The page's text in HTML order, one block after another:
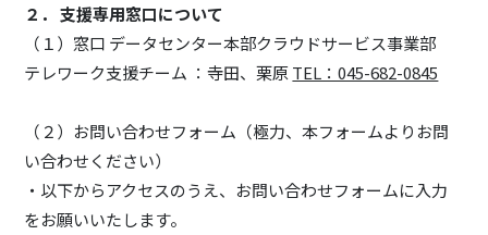
２． 支援専用窓口について
（１）窓口 データセンター本部クラウドサービス事業部
テレワーク支援チーム ：寺田、栗原TEL：045-682-0845
（２）お問い合わせフォーム（極力、本フォームよりお問
い合わせください）
・以下からアクセスのうえ、お問い合わせフォームに入力
をお願いいたします。